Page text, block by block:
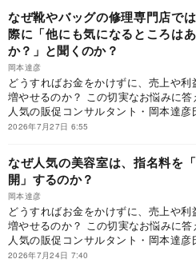
は、「行動経済学×現場目線」で「つ
なる」販促の仕掛けとは何かを言語
書。本書が提示するのは、「お客様の
のものを変える設計とは？」です。ど
「利益が残る経営」へと変われるのか
は、『客単価アップ大事典』に収録し
た事例の中から、現場ですぐに導入で
つながりやすい客単価アップの仕掛け
ご紹介していきます。
なぜ靴やバッグの修理専門店で
際に「他にも気になるところは
か？」と聞くのか？
岡本達彦
どうすればお金をかけずに、売上や利
増やせるのか？ この切実なお悩みに答
人気の販促コンサルタント・岡本達彦
『客単価アップ大事典 「つい買って
は、「行動経済学×現場目線」で「つ
なる」販促の仕掛けとは何かを言語
書。本書が提示するのは、「お客様の
のものを変える設計とは？」です。ど
「利益が残る経営」へと変われるのか
は、『客単価アップ大事典』に収録し
た事例の中から、現場ですぐに導入で
つながりやすい客単価アップの仕掛け
2026年7月27日 6:55
なぜ人気の美容室は、指名料を
開」するのか？
岡本達彦
どうすればお金をかけずに、売上や利
増やせるのか？ この切実なお悩みに答
人気の販促コンサルタント・岡本達彦
『客単価アップ大事典 「つい買って
2026年7月24日 7:40